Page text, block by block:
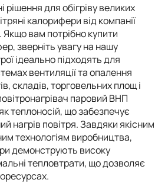
рішення для обігріву великих
калорифери від компанії
вам потрібно купити
зверніть увагу на нашу
ідеально підходять для
вентиляції та опалення
складів, торговельних площ і
паровий ВНП
теплоносій, що забезпечує
нагрів повітря. Завдяки якісним
технологіям виробництва,
демонструють високу
тепловтрати, що дозволяє